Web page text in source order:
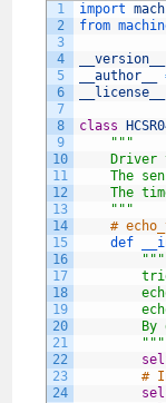
1
2
3
4
5
6
7
8
9
10
11
12
13
14
15
16
17
18
19
20
21
22
23
24
import
from
__version__
__author__
__license__
class
"" "
Driver to
The
The
" ""
#
def
"" "
By
" ""
#